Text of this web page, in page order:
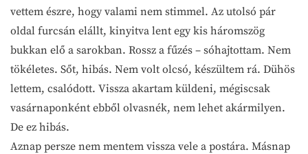
vettem észre, hogy valami nem stimmel. Az utolsó pár
oldal furcsán elállt, kinyitva lent egy kis háromszög
bukkan elő a sarokban. Rossz a fűzés – sóhajtottam. Nem
tökéletes. Sőt, hibás. Nem volt olcsó, készültem rá. Dühös
lettem, csalódott. Vissza akartam küldeni, mégiscsak
vasárnaponként ebből olvasnék, nem lehet akármilyen.
De ez hibás.
Aznap persze nem mentem vissza vele a postára. Másnap